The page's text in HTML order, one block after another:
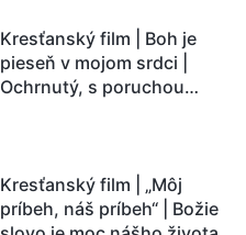
Kresťanský film | Boh je
pieseň v mojom srdci |
Ochrnutý, s poruchou
Kresťanský film | „Môj
príbeh, náš príbeh“ | Božie